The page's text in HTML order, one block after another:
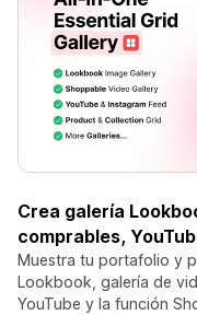
Crea galería
comprables,
Muestra tu portafolio y
Lookbook, galería de
YouTube y la función